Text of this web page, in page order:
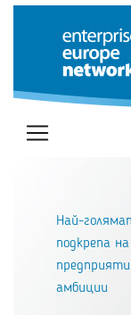
Най-
подкрепа
амбиции
Previous